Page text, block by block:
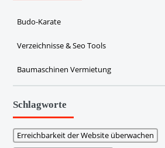
Budo-Karate
Verzeichnisse & Seo Tools
Baumaschinen Vermietung
Schlagworte
Erreichbarkeit der Website überwachen